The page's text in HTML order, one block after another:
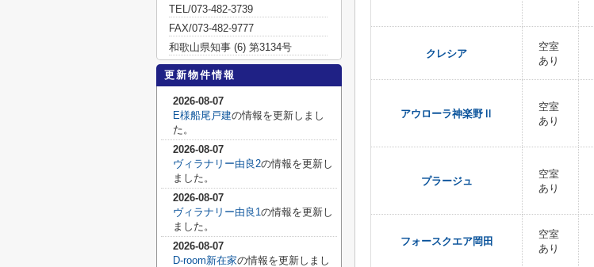
クレシア
空室
あり
アウローラ神楽野Ⅱ
空室
あり
プラージュ
空室
あり
フォースクエア岡田
空室
あり
TEL/073-482-3739
FAX/073-482-9777
和歌山県知事 (6) 第3134号
更新物件情報
2026-08-07
E様船尾戸建の情報を更新しまし
た。
2026-08-07
ヴィラナリー由良2の情報を更新し
ました。
2026-08-07
ヴィラナリー由良1の情報を更新し
ました。
2026-08-07
D-room新在家の情報を更新しまし